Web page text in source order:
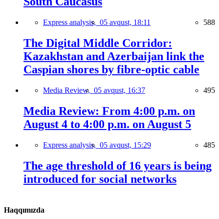
Express analysis, 05 avqust, 18:11 588
The Digital Middle Corridor:
Kazakhstan and Azerbaijan link the
Caspian shores by fibre-optic cable
Media Review, 05 avqust, 16:37 495
Media Review: From 4:00 p.m. on
August 4 to 4:00 p.m. on August 5
Express analysis, 05 avqust, 15:29 485
The age threshold of 16 years is being
introduced for social networks
Haqqımızda